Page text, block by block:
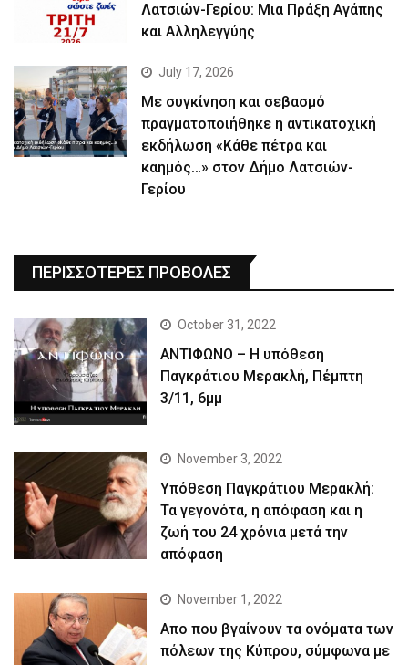
Λατσιών-Γερίου: Μια Πράξη Αγάπης
και Αλληλεγγύης
July 17, 2026
Με συγκίνηση και σεβασμό
πραγματοποιήθηκε η αντικατοχική
εκδήλωση «Κάθε πέτρα και
καημός…» στον Δήμο Λατσιών-
Γερίου
ΠΕΡΙΣΣΟΤΕΡΕΣ ΠΡΟΒΟΛΕΣ
October 31, 2022
ΑΝΤΙΦΩΝΟ – Η υπόθεση
Παγκράτιου Μερακλή, Πέμπτη
3/11, 6μμ
November 3, 2022
Yπόθεση Παγκράτιου Μερακλή:
Τα γεγονότα, η απόφαση και η
ζωή του 24 χρόνια μετά την
απόφαση
November 1, 2022
Απο που βγαίνουν τα ονόματα των
πόλεων της Κύπρου, σύμφωνα με